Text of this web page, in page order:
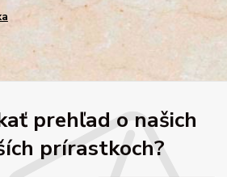
prehľad o našich
prírastkoch?